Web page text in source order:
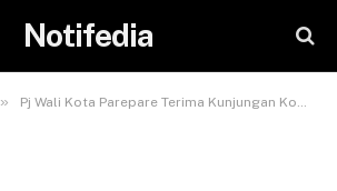
Notifedia
» Pj Wali Kota Parepare Terima Kunjungan Komisioner KPU, Panwas Kota, dan Petugas Pantarlih untuk Coklik